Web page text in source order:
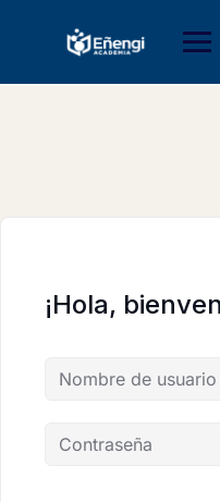
¡Hola,